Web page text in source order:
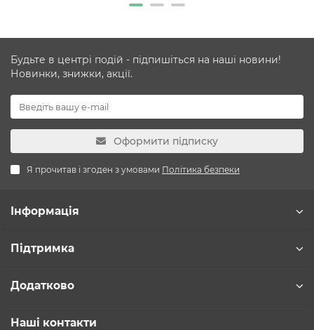
Будьте в центрі подій - підпишіться на наші новини!
Новинки, знижки, акції.
Оформити підписку
Я прочитав і згоден з умовами Політика безпеки
Інформація
Підтримка
Додатково
Наші контакти